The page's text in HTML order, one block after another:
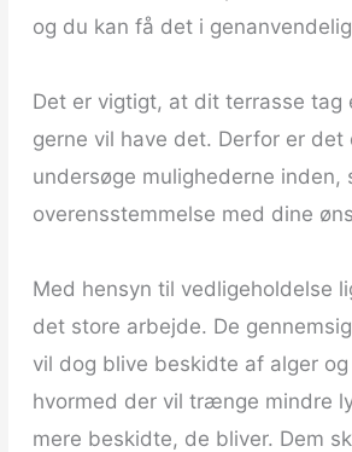
og du kan få det i
Det er vigtigt, at dit terrasse tag
gerne vil have det. Derfor er det
undersøge mulighederne inden,
overensstemmelse med dine
Med hensyn til vedligeholdelse
det store arbejde. De
vil dog blive beskidte af alger
hvormed der vil trænge mindre
mere beskidte, de bliver. Dem